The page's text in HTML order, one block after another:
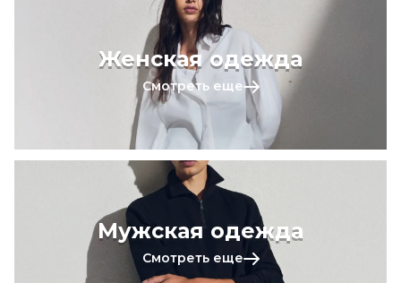
Женская одежда
Смотреть еще
Мужская одежда
Смотреть еще